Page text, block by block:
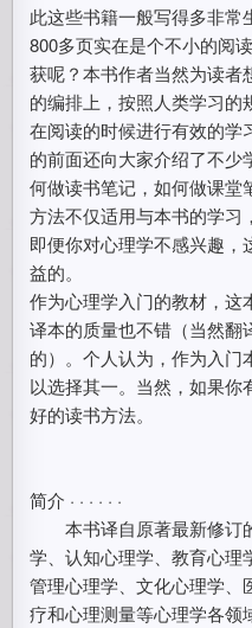
此这些书籍一般写得多非常
800多页实在是个不小的阅
获呢？本书作者当然为读者
的编排上，按照人类学习
在阅读的时候进行有效的学
的前面还向大家介绍了不少
何做读书笔记，如何做课堂
方法不仅适用与本书的学习
即便你对心理学不感兴趣，
益的。
作为心理学入门的教材，这
译本的质量也不错（当然翻
的）。个人认为，作为入门
以选择其一。当然，如果你
好的读书方法。
简介 · · · · · ·
本书译自原著最新修订
学、认知心理学、教育心理
管理心理学、文化心理学、
疗和心理测量等心理学各领